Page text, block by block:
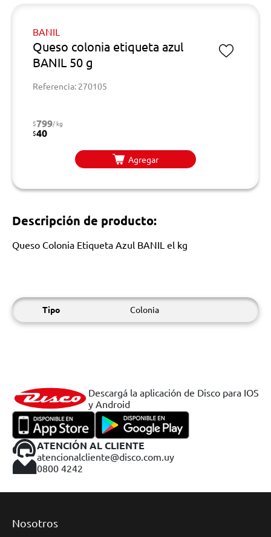
BANIL
Queso colonia etiqueta azul
BANIL 50 g
Referencia: 270105
$799/ kg
$40
Agregar
Descripción de producto:
Queso Colonia Etiqueta Azul BANIL el kg
Tipo Colonia
Descargá la aplicación de Disco para IOS
y Android
ATENCIÓN AL CLIENTE
atencionalcliente@disco.com.uy
0800 4242
Nosotros